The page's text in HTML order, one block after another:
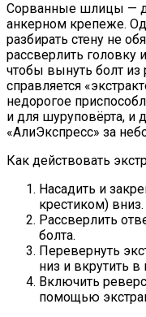
Сорванные шлицы —
анкерном крепеже.
разбирать стену не
рассверлить головку
чтобы вынуть болт из
справляется
недорогое
и для шуруповёрта, и
«АлиЭкспресс» за
Как действовать
Насадить и
крестиком) вниз.
Рассверлить
болта.
Перевернуть
низ и вкрутить
Включить
помощью